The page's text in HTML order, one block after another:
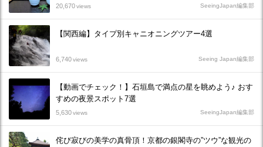
20,670views SeeingJapan編集部
【関西編】タイプ別キャニオニングツアー4選
6,740views Seeing Japan編集部
【動画でチェック！】石垣島で満点の星を眺めよう♪ おす
すめの夜景スポット7選
5,630views SeeingJapan編集部
侘び寂びの美学の真骨頂！京都の銀閣寺の”ツウ”な観光の